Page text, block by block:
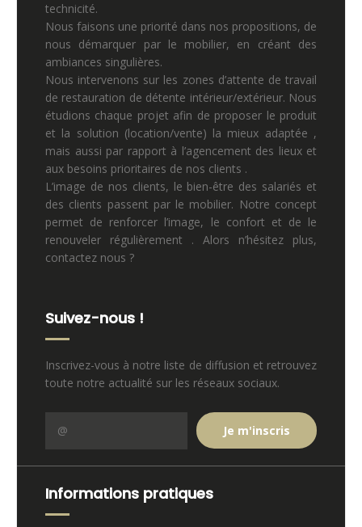
technicité.
Nous faisons une priorité dans nos propositions, de
nous démarquer par le mobilier, en créant des
ambiances singulières.
Nous intervenons sur les zones d’attente de travail
de restauration de détente intérieur/extérieur. Nous
étudions chaque projet afin de proposer le produit
et la solution (location/vente) la mieux adaptée ,
mais aussi par rapport à l’agencement des lieux et
aux besoins prioritaires de nos clients .
L’image de nos clients, le bien-être des salariés et
des clients passent par le mobilier. Notre concept
permet de renforcer l’image, le confort et de le
renouveler régulièrement . Alors n’hésitez plus,
contactez nous ?
Suivez-nous !
Inscrivez-vous à notre liste de diffusion et retrouvez
toute notre actualité sur les réseaux sociaux.
Informations pratiques